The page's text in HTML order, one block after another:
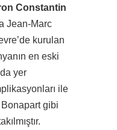
Constantin
Jean-Marc
kurulan
en eski
yer
ile
gibi